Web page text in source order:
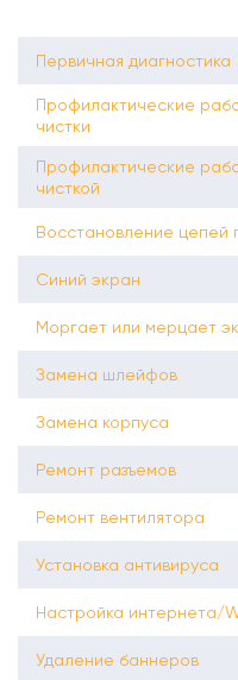
Первичная диагностика
Профилактические
чистки
Профилактические
чисткой
Восстановление цепей
Синий экран
Моргает или мерцает
Замена шлейфов
Замена корпуса
Ремонт разъемов
Ремонт вентилятора
Установка антивируса
Настройка интернета/
Удаление баннеров